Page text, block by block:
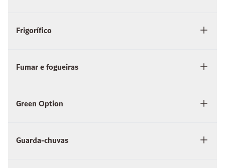
Frigorífico
Fumar e fogueiras
Green Option
Guarda-chuvas